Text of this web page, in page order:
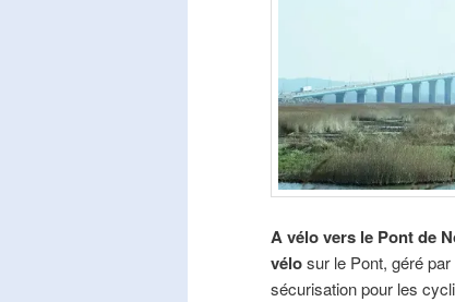
A vélo vers le Pont de
vélosur le Pont, géré
sécurisation pour les